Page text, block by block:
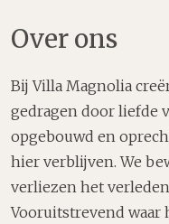
Over ons
Bij Villa Magnolia
gedragen door liefde
opgebouwd en
hier verblijven. We
verliezen het
Vooruitstrevend waar